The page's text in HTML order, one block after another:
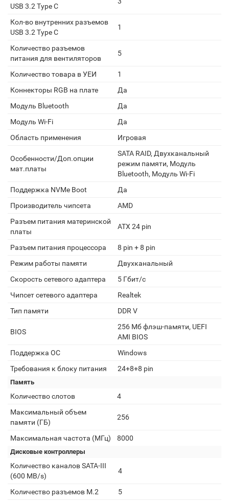
USB 3.2 Type C
Кол-во внутренних разъемов
USB 3.2 Type C
1
Количество разъемов
питания для вентиляторов
5
Количество товара в УЕИ
1
Коннекторы RGB на плате
Да
Модуль Bluetooth
Да
Модуль Wi-Fi
Да
Область применения
Игровая
Особенности/Доп.опции
мат.платы
SATA RAID, Двухканальный
режим памяти, Модуль
Bluetooth, Модуль Wi-Fi
Поддержка NVMe Boot
Да
Производитель чипсета
AMD
Разъем питания материнской
платы
ATX 24 pin
Разъем питания процессора
8 pin + 8 pin
Режим работы памяти
Двухканальный
Скорость сетевого адаптера
5 Гбит/с
Чипсет сетевого адаптера
Realtek
Тип памяти
DDR V
BIOS
256 Мб флэш-памяти, UEFI
AMI BIOS
Поддержка ОС
Windows
Требования к блоку питания
24+8+8 pin
Память
Количество слотов
4
Максимальный объем
памяти (ГБ)
256
Максимальная частота (МГц) 8000
Дисковые контроллеры
Количество каналов SATA-III
(600 MB/s)
4
Количество разъемов M.2
5